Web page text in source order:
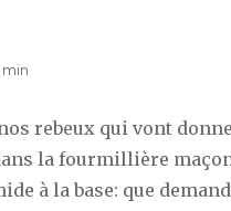
min
rebeux qui vont
la fourmillière
à la base: que